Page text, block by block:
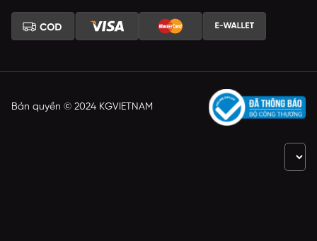
Bản quyền © 2024 KGVIETNAM